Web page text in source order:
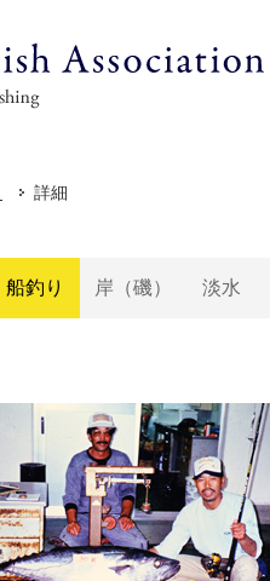
詳細
船釣り 岸（磯） 淡水